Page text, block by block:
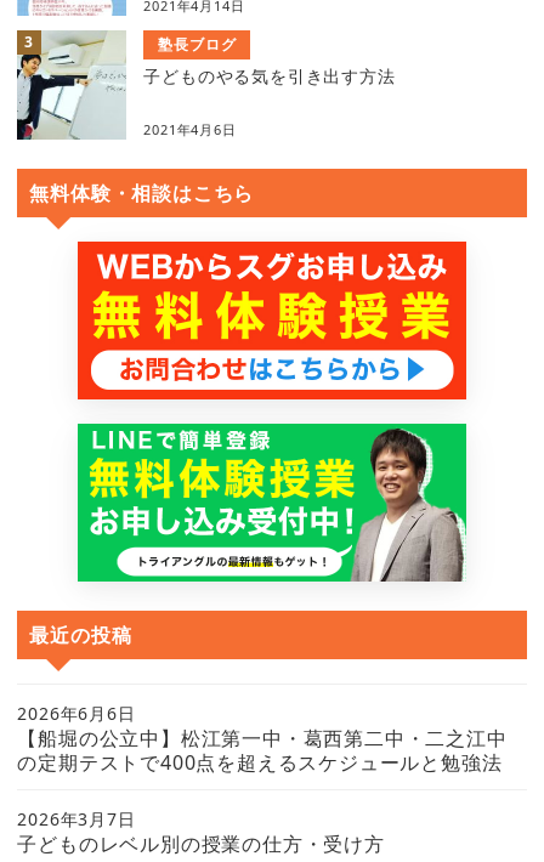
2021年4月14日
塾長ブログ
子どものやる気を引き出す方法
2021年4月6日
無料体験・相談はこちら
最近の投稿
【船堀の公立中】松江第一中・葛西第二中・二之江中
の定期テストで400点を超えるスケジュールと勉強法
2026年6月6日
子どものレベル別の授業の仕方・受け方
2026年3月7日